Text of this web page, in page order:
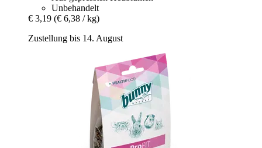
Unbehandelt
€ 3,19 (€ 6,38 / kg)
Zustellung bis 14. August